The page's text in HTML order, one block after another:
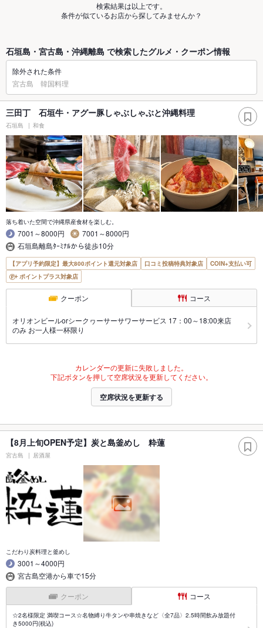
検索結果は以上です。
条件が似ているお店から探してみませんか？
石垣島・宮古島・沖縄離島 で検索したグルメ・クーポン情報
除外された条件
宮古島 韓国料理
三田丁 石垣牛・アグー豚しゃぶしゃぶと沖縄料理
石垣島 和食
落ち着いた空間で沖縄県産食材を楽しむ。
7001～8000円
7001～8000円
石垣島離島ﾀｰﾐﾅﾙから徒歩10分
【アプリ予約限定】最大800ポイント還元対象店 口コミ投稿特典対象店
COIN+支払い可
ポイントプラス対象店
クーポン コース
オリオンビールorシークヮーサーサワーサービス 17：00～18:00来店
のみ お一人様一杯限り
カレンダーの更新に失敗しました。
下記ボタンを押して空席状況を更新してください。
空席状況を更新する
【8月上旬OPEN予定】炭と島釜めし 粋蓮
宮古島 居酒屋
こだわり炭料理と釜めし
3001～4000円
宮古島空港から車で15分
クーポン コース
☆2名様限定 満喫コース☆名物縛り牛タンや串焼きなど〈全7品〉2.5時間飲み放題付
き5000円(税込)